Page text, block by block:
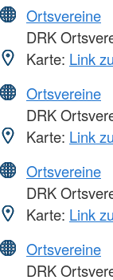
Ortsvereine
DRK
Karte: Link
Ortsvereine
DRK
Karte: Link
Ortsvereine
DRK
Karte: Link
Ortsvereine
DRK